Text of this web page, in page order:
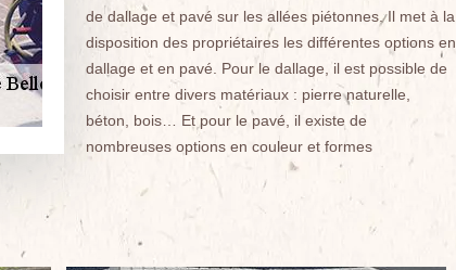
de dallage et pavé sur les allées piétonnes. Il met à la
disposition des propriétaires les différentes options en
dallage et en pavé. Pour le dallage, il est possible de
choisir entre divers matériaux : pierre naturelle,
béton, bois… Et pour le pavé, il existe de
nombreuses options en couleur et formes